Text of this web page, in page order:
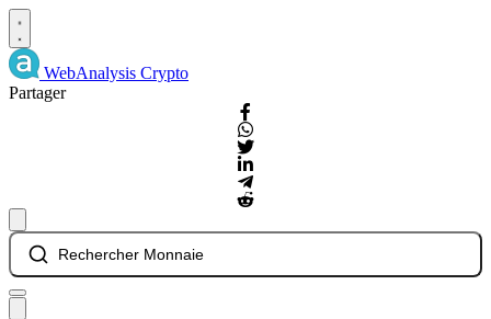
WebAnalysis Crypto
Partager
Rechercher Monnaie